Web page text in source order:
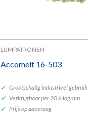
LIJMPATRONEN
Accomelt 16-503
✓ Grootschalig industrieel gebruik
✓ Verkrijgbaar per 20 kilogram
✓ Prijs op aanvraag